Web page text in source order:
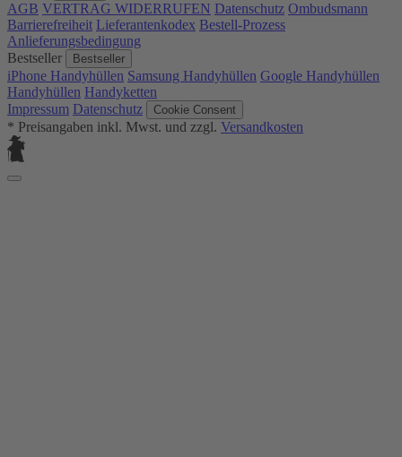
AGB VERTRAG WIDERRUFEN Datenschutz Ombudsmann
Barrierefreiheit Lieferantenkodex Bestell-Prozess
Anlieferungsbedingung
Bestseller
Bestseller
iPhone Handyhüllen Samsung Handyhüllen Google Handyhüllen
Handyhüllen Handyketten
Impressum Datenschutz Cookie Consent
* Preisangaben inkl. Mwst. und zzgl. Versandkosten